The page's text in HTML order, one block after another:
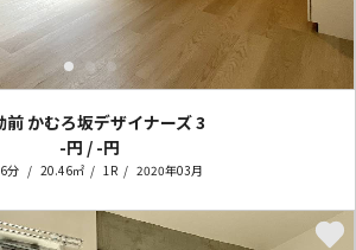
前 かむろ坂デザイナーズ3
-円 / -円
分 20.46㎡ 1R 2020年03月